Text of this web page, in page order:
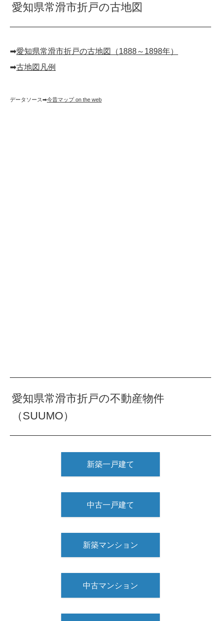
愛知県常滑市折戸の古地図
➡︎愛知県常滑市折戸の古地図（1888～1898年）
➡︎古地図凡例
データソース➡︎今昔マップ on the web
愛知県常滑市折戸の不動産物件
（SUUMO）
新築一戸建て
中古一戸建て
新築マンション
中古マンション